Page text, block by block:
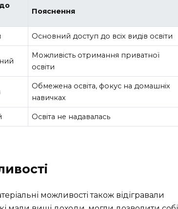
Пояснення
Основний доступ до всіх видів освіти
Можливість отримання приватної
освіти
Обмежена освіта, фокус на домашніх
навичках
Освіта не надавалась
можливості також відігравали